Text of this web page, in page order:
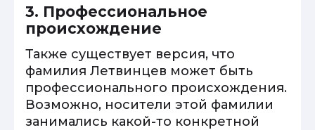
3. Профессиональное
происхождение
Также существует версия, что
фамилия Летвинцев может быть
профессионального происхождения.
Возможно, носители этой фамилии
занимались какой-то конкретной